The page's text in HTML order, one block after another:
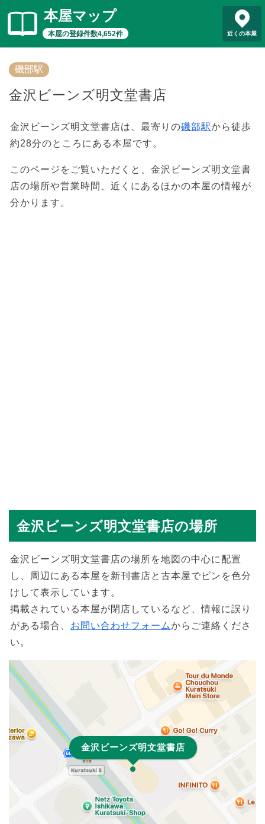
本屋マップ
本屋の登録件数4,652件 近くの本屋
磯部駅
金沢ビーンズ明文堂書店
金沢ビーンズ明文堂書店は、最寄りの磯部駅から徒歩
約28分のところにある本屋です。
このページをご覧いただくと、金沢ビーンズ明文堂書
店の場所や営業時間、近くにあるほかの本屋の情報が
分かります。
金沢ビーンズ明文堂書店の場所
金沢ビーンズ明文堂書店の場所を地図の中心に配置
し、周辺にある本屋を新刊書店と古本屋でピンを色分
けして表示しています。
掲載されている本屋が閉店しているなど、情報に誤り
がある場合、 お問い合わせフォームからご連絡くださ
い。
金沢ビーンズ明文堂書店